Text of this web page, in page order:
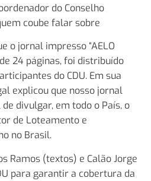
do Conselho
coube falar sobre
o jornal impresso “AELO
24 páginas, foi distribuído
do CDU. Em sua
explicou que nosso jornal
divulgar, em todo o País, o
de Loteamento e
no Brasil.
Ramos (textos) e Calão Jorge
para garantir a cobertura da